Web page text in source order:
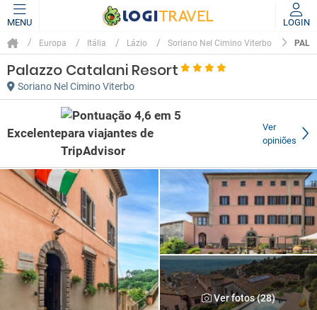
MENU LOGIN
Europa Itália Lázio Soriano Nel Cimino Viterbo
Palazzo Catalani Resort
Soriano Nel Cimino Viterbo
Excelente
Ver
opiniões
Ver fotos (28)